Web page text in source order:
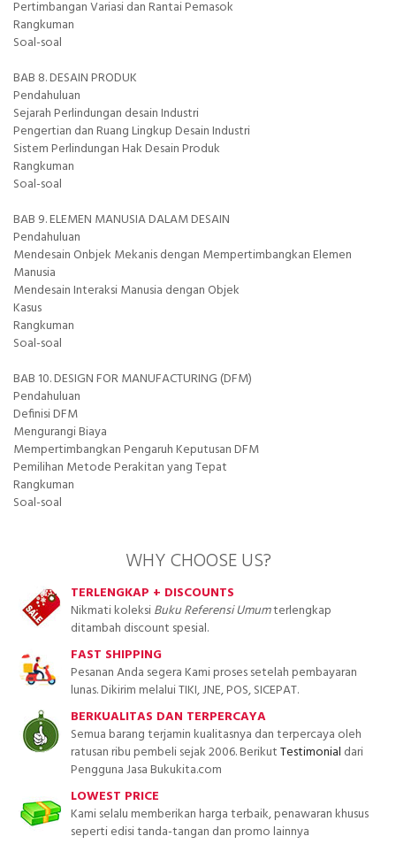
Pertimbangan Variasi dan Rantai Pemasok
Rangkuman
Soal-soal
BAB 8. DESAIN PRODUK
Pendahuluan
Sejarah Perlindungan desain Industri
Pengertian dan Ruang Lingkup Desain Industri
Sistem Perlindungan Hak Desain Produk
Rangkuman
Soal-soal
BAB 9. ELEMEN MANUSIA DALAM DESAIN
Pendahuluan
Mendesain Onbjek Mekanis dengan Mempertimbangkan Elemen
Manusia
Mendesain Interaksi Manusia dengan Objek
Kasus
Rangkuman
Soal-soal
BAB 10. DESIGN FOR MANUFACTURING (DFM)
Pendahuluan
Definisi DFM
Mengurangi Biaya
Mempertimbangkan Pengaruh Keputusan DFM
Pemilihan Metode Perakitan yang Tepat
Rangkuman
Soal-soal
WHY CHOOSE US?
TERLENGKAP + DISCOUNTS
Nikmati koleksiBuku Referensi Umumterlengkap
ditambah discount spesial.
FAST SHIPPING
Pesanan Anda segera Kami proses setelah pembayaran
lunas. Dikirim melalui TIKI, JNE, POS, SICEPAT.
BERKUALITAS DAN TERPERCAYA
Semua barang terjamin kualitasnya dan terpercaya oleh
ratusan ribu pembeli sejak 2006. BerikutTestimonial dari
Pengguna Jasa Bukukita.com
LOWEST PRICE
Kami selalu memberikan harga terbaik, penawaran khusus
seperti edisi tanda-tangan dan promo lainnya